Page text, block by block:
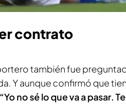
contrato
también fue
Y aunque confirmó que
“Yo no sé lo que va a pasar.